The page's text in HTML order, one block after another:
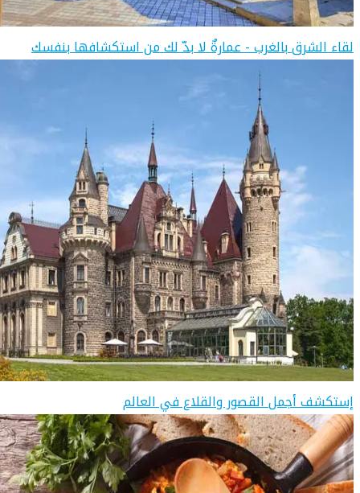
لقاء الشرق بالغرب - عمارةٌ لا بدّ لك من استكشافها بنفسك
إستكشف أجمل القصور والقلاع في العالم